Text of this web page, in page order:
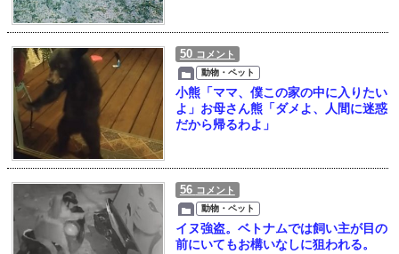
50 コメント
動物・ペット
小熊「ママ、僕この家の中に入りたい
よ」お母さん熊「ダメよ、人間に迷惑
だから帰るわよ」
56 コメント
動物・ペット
イヌ強盗。ベトナムでは飼い主が目の
前にいてもお構いなしに狙われる。